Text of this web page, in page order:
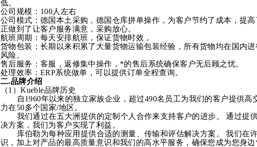
低。
公司规模： 100人左右
公司模式：德国本土采购，德国仓库拼单操作，为客户节约了成本，提
正做到了让客户服务满意，采购放心。
航班周期：每天安排航班，保证货物时效，
货物包装：长期以来积累了大量货物运输包装经验，所有货物均在国内
风险。
售后服务：客服，返修集中操作，*的售后系统确保客户无后顾之忧。
处理效率： ERP系统做单，可以提供订单全程查询。
二.品牌介绍
（1）Kueble品牌历史
自1960年以来的独立家族企业 ， 超过490名员工为我们的客户提供高
力在50多个国家/地区。
我们通过在五大洲提供的定制个人合作来支持客户的进步。
通过提
决方案，我们为客户实现了利益。
库伯勒为每种应用提供合适的测量、传输和评估解决方案。
我们在
识，加上对产品的最高质量意识和我们的高水平服务，确保您成为您身边